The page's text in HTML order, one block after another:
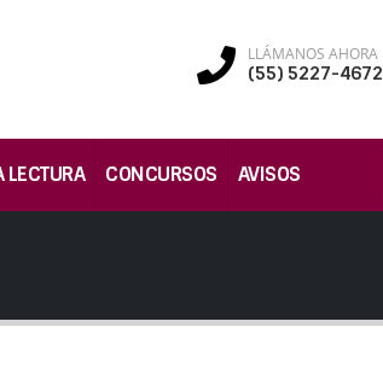
LLÁMANOS AHORA
(55) 5227-4672
LECTURA CONCURSOS AVISOS